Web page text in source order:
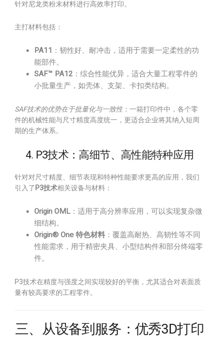
针对尼龙类粉末材料进行高效率打印。
主打材料包括：
PA11 ：韧性好、耐冲击，适用于需要一定柔性的功
能部件。
SAF™ PA12 ：综合性能优异，适合大量工程零件的
小批量生产，如壳体、支架、卡扣类结构。
SAF技术的优势在于批量化与一致性：一箱打印件中，各个零
件的机械性能与尺寸精度高度统一，更适合企业将其纳入短周
期的生产体系。
4. P3技术：高细节、高性能特种应用
针对对尺寸精度、细节表现和特种性能要求更高的应用，我们
引入了 P3技术相关设备与材料：
Origin OML ：适用于高分辨率应用，可以实现复杂微
细结构。
Origin® One 特色材料 ：覆盖高耐热、高韧性等不同
性能需求，用于精密夹具、小型结构件和部分终端零
件。
P3技术在精度与强度之间实现较好的平衡，尤其适合对表面质
量有较高要求的工程零件。
三、从设备到服务：优秀3D打印